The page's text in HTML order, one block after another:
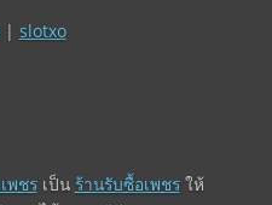
| slotxo
พชรเป็น ร้านรับซื้อเพชรให้